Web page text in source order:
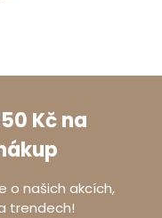
Kč na
o našich akcích,
trendech!